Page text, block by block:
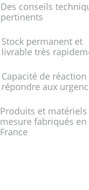
Des conseils
pertinents
Stock permanent et
livrable très
Capacité de
répondre aux
Produits et matériels
mesure fabriqués en
France